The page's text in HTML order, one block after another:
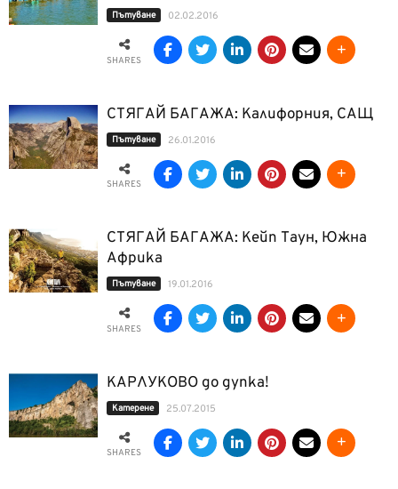
Пътуване 02.02.2016
SHARES
СТЯГАЙ БАГАЖА: Калифорния, САЩ
Пътуване 26.01.2016
SHARES
СТЯГАЙ БАГАЖА: Кейп Таун, Южна
Африка
Пътуване 19.01.2016
SHARES
КАРЛУКОВО до дупка!
Катерене 25.07.2015
SHARES